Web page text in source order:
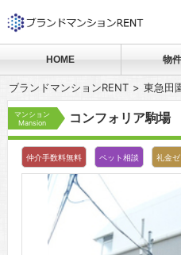
HOME 物
ブランドマンションRENT 東急田
マンション
Mansion
コンフォリア駒場
仲介手数料無料 ペット相談 礼金ゼ